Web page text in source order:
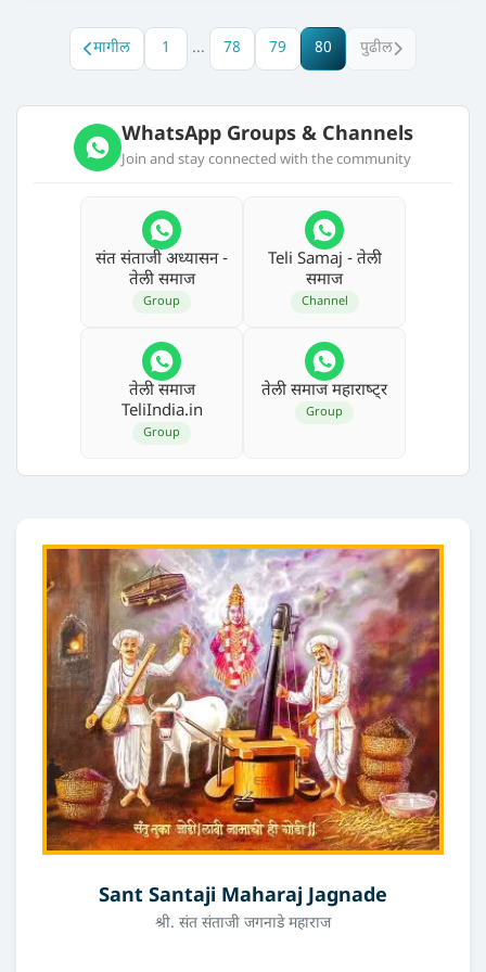
मागील 1 ... 78 79 80 पुढील
WhatsApp Groups & Channels
Join and stay connected with the community
संत संताजी अध्‍यासन -
तेली समाज
Group
Teli Samaj - तेली
समाज
Channel
तेली समाज
TeliIndia.in
Group
तेली समाज महाराष्‍ट्र
Group
Sant Santaji Maharaj Jagnade
श्री. संत संताजी जगनाडे महाराज